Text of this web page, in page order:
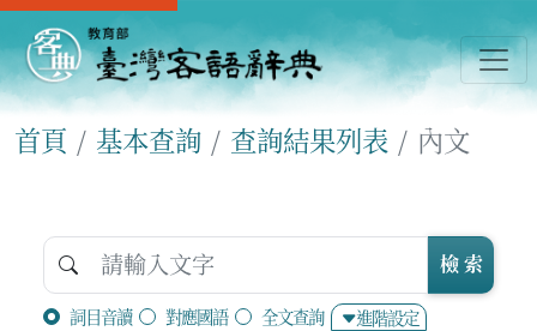
首頁 基本查詢 查詢結果列表 內文
詞目音讀 對應國語 全文查詢 進階設定
檢 索